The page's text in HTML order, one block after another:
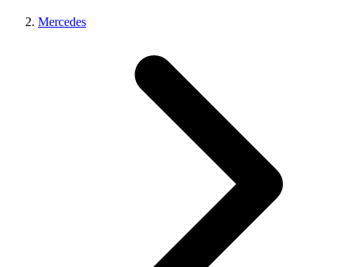
Mercedes